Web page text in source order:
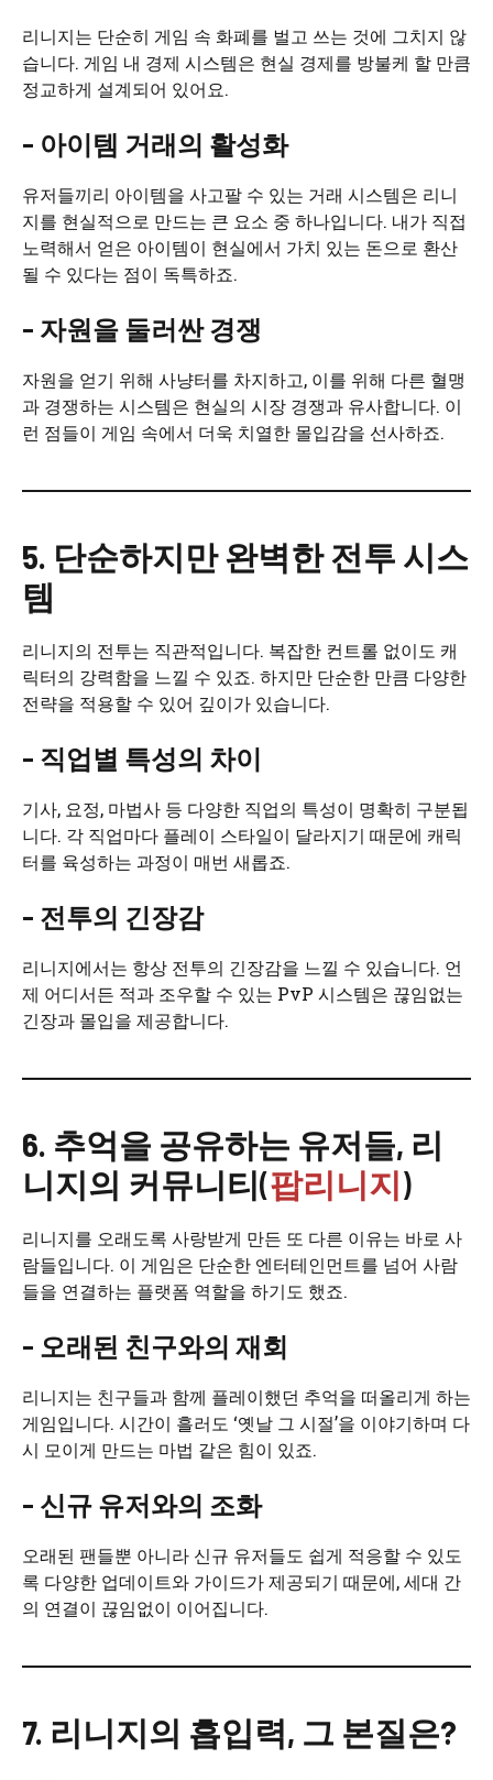
리니지는 단순히 게임 속 화폐를 벌고 쓰는 것에 그치지 않
습니다. 게임 내 경제 시스템은 현실 경제를 방불케 할 만큼
정교하게 설계되어 있어요.
– 아이템 거래의 활성화
유저들끼리 아이템을 사고팔 수 있는 거래 시스템은 리니
지를 현실적으로 만드는 큰 요소 중 하나입니다. 내가 직접
노력해서 얻은 아이템이 현실에서 가치 있는 돈으로 환산
될 수 있다는 점이 독특하죠.
– 자원을 둘러싼 경쟁
자원을 얻기 위해 사냥터를 차지하고, 이를 위해 다른 혈맹
과 경쟁하는 시스템은 현실의 시장 경쟁과 유사합니다. 이
런 점들이 게임 속에서 더욱 치열한 몰입감을 선사하죠.
5. 단순하지만 완벽한 전투 시스
템
리니지의 전투는 직관적입니다. 복잡한 컨트롤 없이도 캐
릭터의 강력함을 느낄 수 있죠. 하지만 단순한 만큼 다양한
전략을 적용할 수 있어 깊이가 있습니다.
– 직업별 특성의 차이
기사, 요정, 마법사 등 다양한 직업의 특성이 명확히 구분됩
니다. 각 직업마다 플레이 스타일이 달라지기 때문에 캐릭
터를 육성하는 과정이 매번 새롭죠.
– 전투의 긴장감
리니지에서는 항상 전투의 긴장감을 느낄 수 있습니다. 언
제 어디서든 적과 조우할 수 있는 PvP 시스템은 끊임없는
긴장과 몰입을 제공합니다.
6. 추억을 공유하는 유저들, 리
니지의 커뮤니티(팝리니지)
리니지를 오래도록 사랑받게 만든 또 다른 이유는 바로 사
람들입니다. 이 게임은 단순한 엔터테인먼트를 넘어 사람
들을 연결하는 플랫폼 역할을 하기도 했죠.
– 오래된 친구와의 재회
리니지는 친구들과 함께 플레이했던 추억을 떠올리게 하는
게임입니다. 시간이 흘러도 ‘옛날 그 시절’을 이야기하며 다
시 모이게 만드는 마법 같은 힘이 있죠.
– 신규 유저와의 조화
오래된 팬들뿐 아니라 신규 유저들도 쉽게 적응할 수 있도
록 다양한 업데이트와 가이드가 제공되기 때문에, 세대 간
의 연결이 끊임없이 이어집니다.
7. 리니지의 흡입력, 그 본질은?